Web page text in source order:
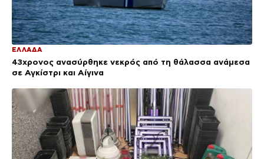
ΕΛΛΑΔΑ
43χρονος ανασύρθηκε νεκρός από τη θάλασσα ανάμεσα
σε Αγκίστρι και Αίγινα